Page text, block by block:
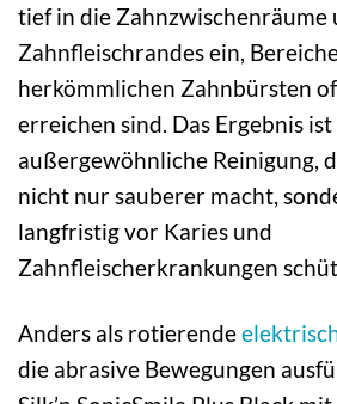
tief in die Zahnzwischenräume
Zahnfleischrandes ein,
herkömmlichen Zahnbürsten
erreichen sind. Das Ergebnis
außergewöhnliche Reinigung,
nicht nur sauberer macht,
langfristig vor Karies und
Zahnfleischerkrankungen
Anders als rotierende
die abrasive Bewegungen